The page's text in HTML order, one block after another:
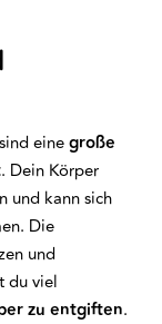
einegroße
. Dein Körper
und kann sich
Die
und
du viel
zu entgiften.